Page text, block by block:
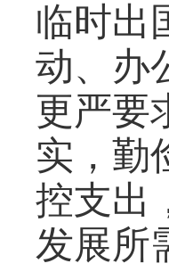
临时出
动、办
更严要
实，勤
控支出
发展所